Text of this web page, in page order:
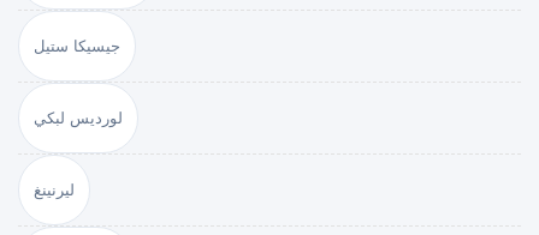
جيسيكا ستيل
لورديس لبكي
ليرنينغ